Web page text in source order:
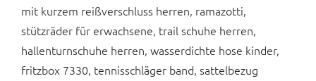
mit kurzem reißverschluss herren, ramazotti,
stützräder für erwachsene, trail schuhe herren,
hallenturnschuhe herren, wasserdichte hose kinder,
fritzbox 7330, tennisschläger band, sattelbezug